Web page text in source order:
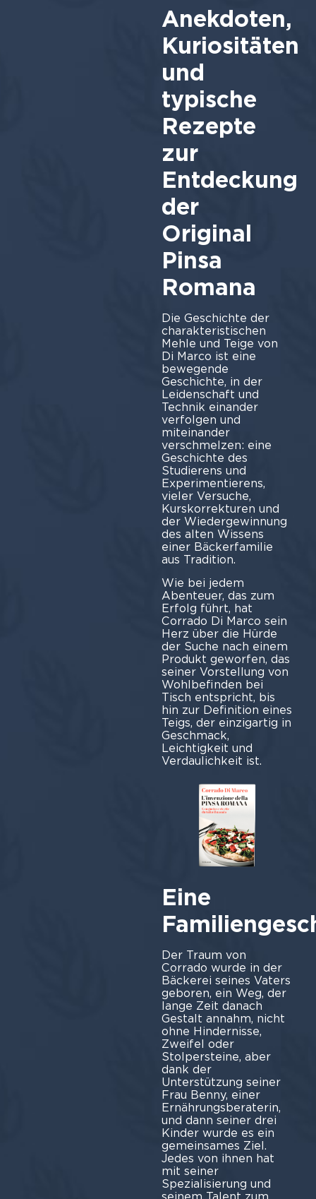
Anekdoten,
Kuriositäten
und
typische
Rezepte
zur
Entdeckung
der
Original
Pinsa
Romana
Die Geschichte der
charakteristischen
Mehle und Teige von
Di Marco ist eine
bewegende
Geschichte, in der
Leidenschaft und
Technik einander
verfolgen und
miteinander
verschmelzen: eine
Geschichte des
Studierens und
Experimentierens,
vieler Versuche,
Kurskorrekturen und
der Wiedergewinnung
des alten Wissens
einer Bäckerfamilie
aus Tradition.
Wie bei jedem
Abenteuer, das zum
Erfolg führt, hat
Corrado Di Marco sein
Herz über die Hürde
der Suche nach einem
Produkt geworfen, das
seiner Vorstellung von
Wohlbefinden bei
Tisch entspricht, bis
hin zur Definition eines
Teigs, der einzigartig in
Geschmack,
Leichtigkeit und
Verdaulichkeit ist.
Eine
Der Traum von
Corrado wurde in der
Bäckerei seines Vaters
geboren, ein Weg, der
lange Zeit danach
Gestalt annahm, nicht
ohne Hindernisse,
Zweifel oder
Stolpersteine, aber
dank der
Unterstützung seiner
Frau Benny, einer
Ernährungsberaterin,
und dann seiner drei
Kinder wurde es ein
gemeinsames Ziel.
Jedes von ihnen hat
mit seiner
Spezialisierung und
seinem Talent zum